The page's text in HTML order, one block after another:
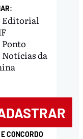
Editorial
Ponto
Notícias da
CONCORDO